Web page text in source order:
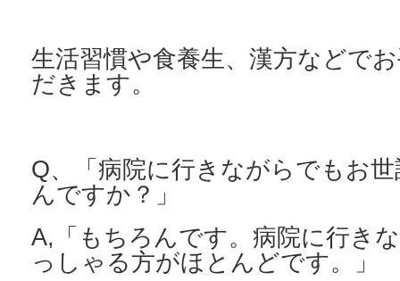
生活習慣や食養生、漢方などで
だきます。
Q、「病院に行きながらでもお
んですか？」
A,「もちろんです。病院に行き
っしゃる方がほとんどです。」